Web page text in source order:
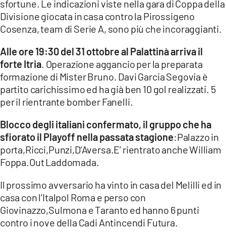
LACTV.IT
LACONAIR.IT
LACITYMAG.IT
ILREGGINO.IT
COSENZACHANNEL.IT
ILVIBONESE.IT
CATANZAROCHANNEL.IT
LACAPITALENEWS.IT
App
ANDROID
sfortune. Le indicazioni viste nella gara di Coppa della
Divisione giocata in casa contro la Pirossigeno
Cosenza, team di Serie A, sono più che incoraggianti.
Alle ore 19:30 del 31 ottobre al Palattinà arriva il
forte Itria . Operazione aggancio per la preparata
formazione di Mister Bruno. Davi Garcia Segovia è
partito carichissimo ed ha già ben 10 gol realizzati. 5
per il rientrante bomber Fanelli.
Blocco degli italiani confermato, il gruppo che ha
sfiorato il Playoff nella passata stagione:Palazzo in
porta,Ricci,Punzi,D’Aversa.E’ rientrato anche William
Foppa.Out Laddomada.
Il prossimo avversario ha vinto in casa del Melilli ed in
casa con l’Italpol Roma e perso con
Giovinazzo,Sulmona e Taranto ed hanno 6 punti
contro i nove della Cadi Antincendi Futura.